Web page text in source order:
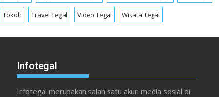
Tokoh Travel Tegal Video Tegal Wisata Tegal
Infotegal
Infotegal merupakan salah satu akun media sosial di